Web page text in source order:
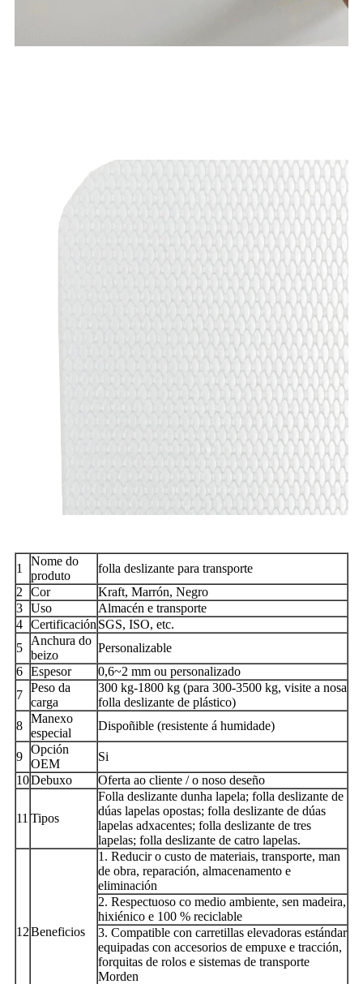
1
Nome do
produto
folla deslizante para transporte
2
Cor
Kraft, Marrón, Negro
3 Uso
Almacén e transporte
4 Certificación SGS, ISO, etc.
5
Anchura do
beizo
Personalizable
6 Espesor
0,6~2 mm ou personalizado
7
Peso da
carga
300 kg-1800 kg (para 300-3500 kg, visite a nosa
folla deslizante de plástico)
8
Manexo
especial
Dispoñible (resistente á humidade)
9
Opción
OEM
Si
10Debuxo Oferta ao cliente / o noso deseño
11 Tipos
Folla deslizante dunha lapela; folla deslizante de
dúas lapelas opostas; folla deslizante de dúas
lapelas adxacentes; folla deslizante de tres
lapelas; folla deslizante de catro lapelas.
12Beneficios
1. Reducir o custo de materiais, transporte, man
de obra, reparación, almacenamento e
eliminación
2. Respectuoso co medio ambiente, sen madeira,
hixiénico e 100 % reciclable
3. Compatible con carretillas elevadoras estándar
equipadas con accesorios de empuxe e tracción,
forquitas de rolos e sistemas de transporte
Morden